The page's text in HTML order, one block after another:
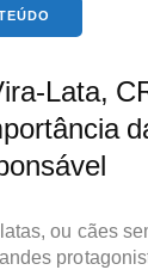
Lata,
ou cães